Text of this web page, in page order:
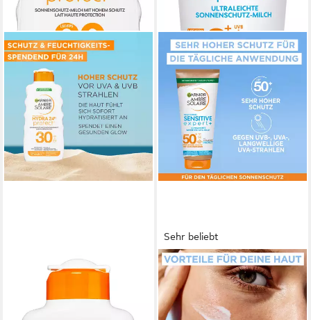
GARNIER
Sonnenschutzmilch AMBRE
SOLAIRE HYDRA PROTECT+
24H SONNENSCHUTZ-
Sehr beliebt
GARNIER
Sonnenschutzmilch AMBRE
SOLAIRE SENSITVE
EXPERT+ LSF50+, für